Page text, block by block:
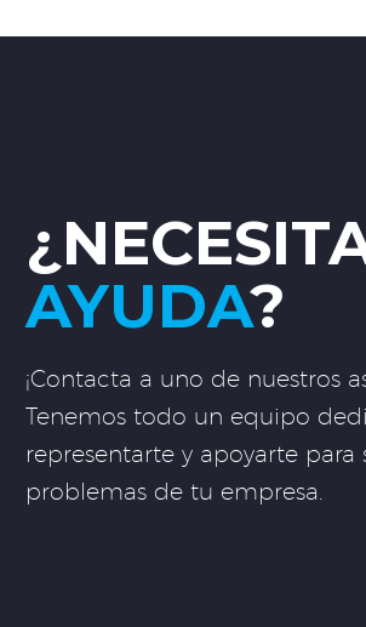
AYUDA?
¡Contacta a uno de nuestros
Tenemos todo un equipo
representarte y apoyarte para
problemas de tu empresa.